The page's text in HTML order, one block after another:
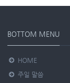
BOTTOM MENU
HOME
주일 말씀